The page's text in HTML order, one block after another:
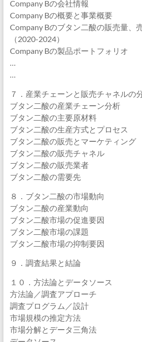
Company Bの会社情報
Company Bの概要と事業概要
Company Bのブタン二酸の販売量、
（2020-2024）
Company Bの製品ポートフォリオ
…
…
７．産業チェーンと販売チャネルの
ブタン二酸の産業チェーン分析
ブタン二酸の主要原材料
ブタン二酸の生産方式とプロセス
ブタン二酸の販売とマーケティング
ブタン二酸の販売チャネル
ブタン二酸の販売業者
ブタン二酸の需要先
８．ブタン二酸の市場動向
ブタン二酸の産業動向
ブタン二酸市場の促進要因
ブタン二酸市場の課題
ブタン二酸市場の抑制要因
９．調査結果と結論
１０．方法論とデータソース
方法論／調査アプローチ
調査プログラム／設計
市場規模の推定方法
市場分解とデータ三角法